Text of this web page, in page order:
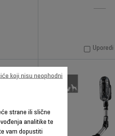
Uporedi
strane ili slične
analitike te
vam dopustiti
koji nisu neophodni